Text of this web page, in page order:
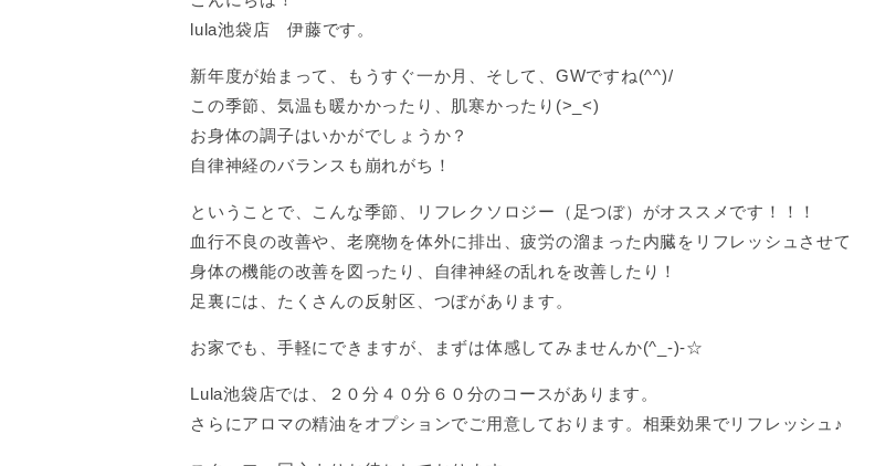
lula池袋店 伊藤です。
新年度が始まって、もうすぐ一か月、そして、GWですね(^^)/
この季節、気温も暖かかったり、肌寒かったり(>_<)
お身体の調子はいかがでしょうか？
自律神経のバランスも崩れがち！
ということで、こんな季節、リフレクソロジー（足つぼ）がオススメです！！！
血行不良の改善や、老廃物を体外に排出、疲労の溜まった内臓をリフレッシュさせて
身体の機能の改善を図ったり、自律神経の乱れを改善したり！
足裏には、たくさんの反射区、つぼがあります。
お家でも、手軽にできますが、まずは体感してみませんか(^_-)-☆
Lula池袋店では、２０分４０分６０分のコースがあります。
さらにアロマの精油をオプションでご用意しております。相乗効果でリフレッシュ♪